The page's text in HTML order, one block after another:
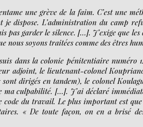
une grève de la faim. C’est une
je dispose. L’administration du camp
pas garder le silence. […]. J’exige que
nous soyons traitées comme des êtres
dans la colonie pénitentiaire numéro
adjoint, le lieutenant-colonel
sont dirigés en tandem), le colonel
ma culpabilité. […]. J’ai déclaré
du travail. Le plus important est
« De toute façon, on en a brisé